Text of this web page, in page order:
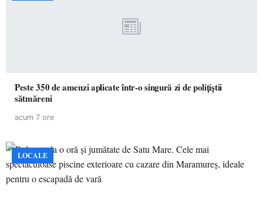
Peste 350 de amenzi aplicate într-o singură zi de polițiștii
sătmăreni
acum 7 ore
LOCALE